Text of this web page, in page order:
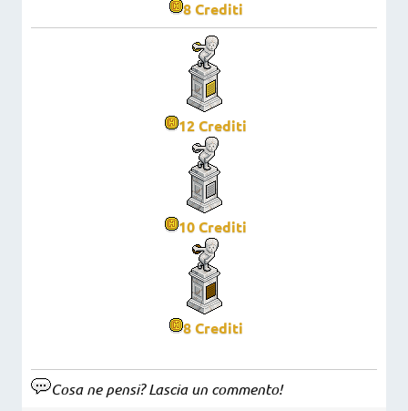
8 Crediti
12Crediti
10Crediti
8 Crediti
Cosa ne pensi? Lascia un commento!